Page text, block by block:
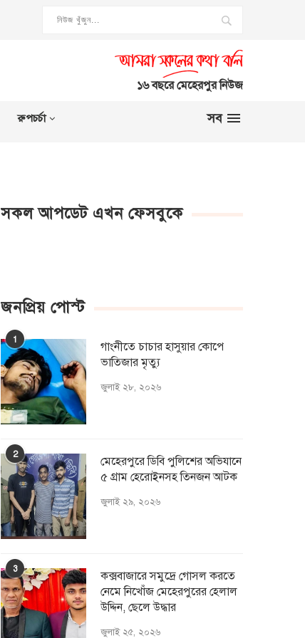
১৬ বছরে মেহেরপুর নিউজ
রুপচর্চা সব
সকল আপডেট এখন ফেসবুকে
জনপ্রিয় পোস্ট
1
গাংনীতে চাচার হাসুয়ার কােপে
ভাতিজার মৃত্যু
জুলাই ২৮, ২০২৬
2
মেহেরপুরে ডিবি পুলিশের অভিযানে
৫ গ্রাম হেরোইনসহ তিনজন আটক
জুলাই ২৯, ২০২৬
3
কক্সবাজারে সমুদ্রে গোসল করতে
নেমে নিখোঁজ মেহেরপুরের হেলাল
উদ্দিন, ছেলে উদ্ধার
জুলাই ২৫, ২০২৬